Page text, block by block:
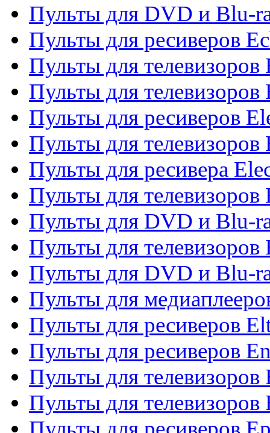
Пульты для DVD и Blu-
Пульты для ресиверов
Пульты для телевизоров
Пульты для телевизоров
Пульты для ресиверов
Пульты для телевизоров
Пульты для ресивера
Пульты для телевизоров
Пульты для DVD и Blu-
Пульты для телевизоров
Пульты для DVD и Blu-
Пульты для
Пульты для ресиверов
Пульты для ресиверов
Пульты для телевизоров
Пульты для телевизоров